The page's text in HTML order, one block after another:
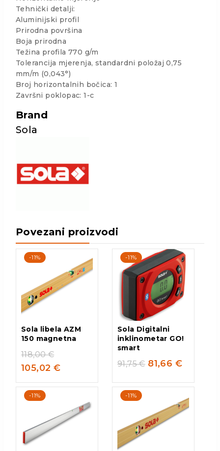
Tehnički detalji:
Aluminijski profil
Prirodna površina
Boja prirodna
Težina profila 770 g/m
Tolerancija mjerenja, standardni položaj 0,75
mm/m (0,043°)
Broj horizontalnih bočica: 1
Završni poklopac: 1-c
Brand
Sola
Povezani proizvodi
-11%
Sola libela AZM
150 magnetna
118,00€
105,02 €
-11%
Sola Digitalni
inklinometar GO!
smart
91,75€ 81,66 €
-11% -11%